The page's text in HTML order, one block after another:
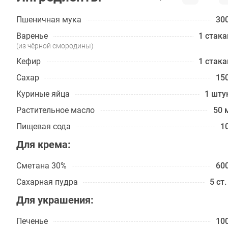
Пшеничная мука
Варенье
1
(из чёрной смородины)
Кефир
1
Сахар
Куриные яйца
1
Растительное масло
50
Пищевая сода
Для крема:
Сметана 30%
Сахарная пудра
5
Для украшения:
Печенье